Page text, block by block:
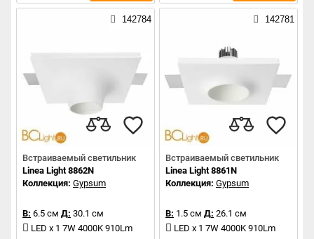
142784
Встраиваемый светильник
Linea Light 8862N
Коллекция: Gypsum
В: 6.5 см Д: 30.1 см
LED x 1 7W 4000K 910Lm
142781
Встраиваемый светильник
Linea Light 8861N
Коллекция: Gypsum
В: 1.5 см Д: 26.1 см
LED x 1 7W 4000K 910Lm